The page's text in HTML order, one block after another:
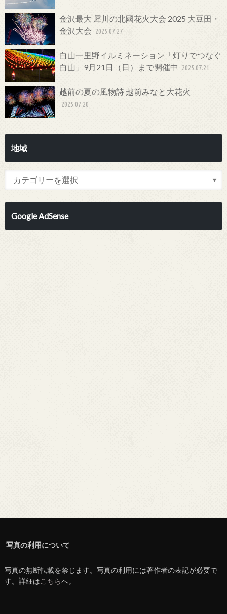
金沢最大 犀川の北國花火大会 2025 大豆田・
金沢大会 2025.07.27
白山一里野イルミネーション「灯りでつなぐ
白山」9月21日（日）まで開催中
2025.07.21
越前の夏の風物詩 越前みなと大花火
2025.07.20
地域
Google AdSense
写真の利用について
写真の無断転載を禁じます。写真の利用には著作者の表記が必要で
す。詳細はこちらへ。